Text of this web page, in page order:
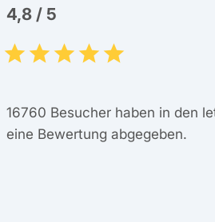
4,8 / 5
16760 Besucher haben in den
eine Bewertung abgegeben.